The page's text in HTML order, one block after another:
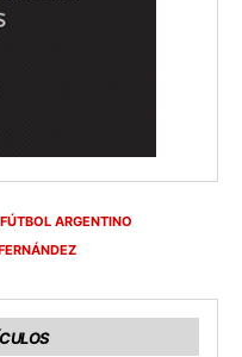
FÚTBOL ARGENTINO